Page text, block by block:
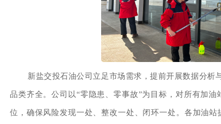
新盐交投石油公司立足市场需求，提前开展数据分
品类齐全。公司以“零隐患、零事故”为目标，对所有加
位，确保风险发现一处、整改一处、闭环一处。各加油